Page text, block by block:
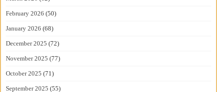
February 2026 (50)
January 2026 (68)
December 2025 (72)
November 2025 (77)
October 2025 (71)
September 2025 (55)